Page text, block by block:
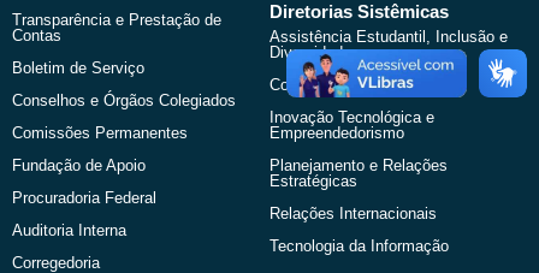
Transparência e Prestação de
Contas
Boletim de Serviço
Conselhos e Órgãos Colegiados
Comissões Permanentes
Fundação de Apoio
Procuradoria Federal
Auditoria Interna
Corregedoria
Diretorias Sistêmicas
Assistência Estudantil, Inclusão e
Diversidades
Comunicação Social
Inovação Tecnológica e
Empreendedorismo
Planejamento e Relações
Estratégicas
Relações Internacionais
Tecnologia da Informação